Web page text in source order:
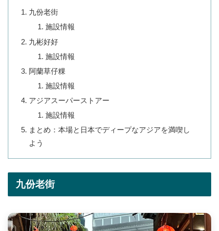
九份老街
施設情報
九彬好好
施設情報
阿蘭草仔粿
施設情報
アジアスーパーストアー
施設情報
まとめ：本場と日本でディープなアジアを満喫し
よう
九份老街